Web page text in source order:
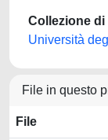
Collezione
Università
File in questo
File